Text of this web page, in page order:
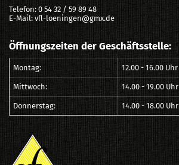
Telefon: 0 54 32 / 59 89 48
E-Mail: vfl-loeningen@gmx.de
Öffnungszeiten der Geschäftsstelle:
Montag: 12.00 - 16.00 Uhr
Mittwoch: 14.00 - 19.00 Uhr
Donnerstag: 14.00 - 18.00 Uhr